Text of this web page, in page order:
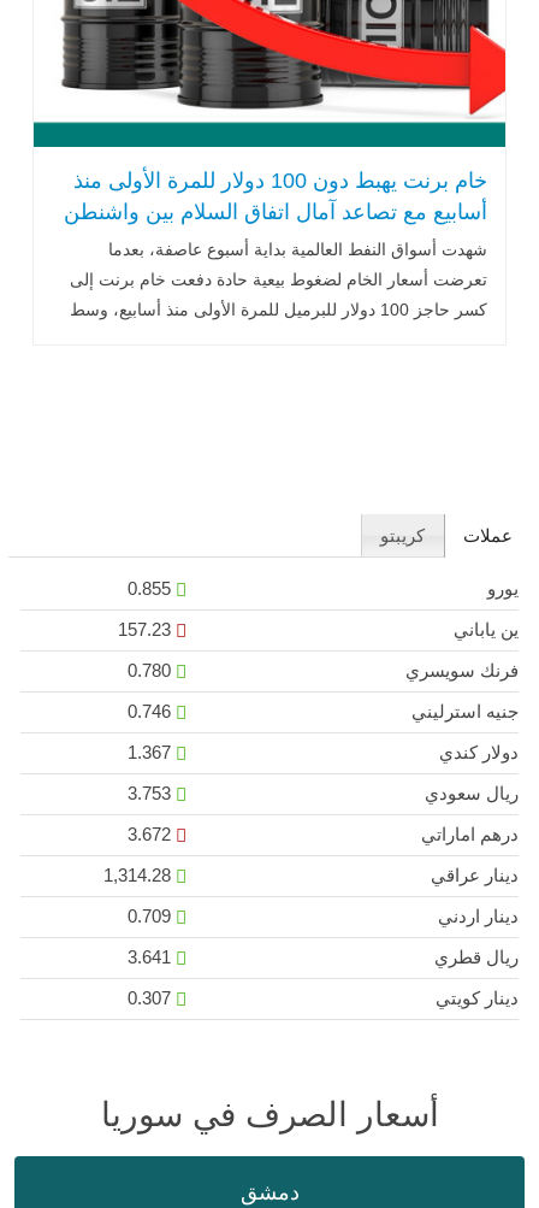
خام برنت يهبط دون 100 دولار للمرة الأولى منذ
أسابيع مع تصاعد آمال اتفاق السلام بين واشنطن
وطهران
شهدت أسواق النفط العالمية بداية أسبوع عاصفة، بعدما
تعرضت أسعار الخام لضغوط بيعية حادة دفعت خام برنت إلى
كسر حاجز 100 دولار للبرميل للمرة الأولى منذ أسابيع، وسط
عملات كريبتو
يورو
0.855
ين ياباني
157.23
فرنك سويسري
0.780
جنيه استرليني
0.746
دولار كندي
1.367
ريال سعودي
3.753
درهم اماراتي
3.672
دينار عراقي
1,314.28
دينار اردني
0.709
ريال قطري
دينار كويتي
0.307
أسعار الصرف في سوريا
دمشق